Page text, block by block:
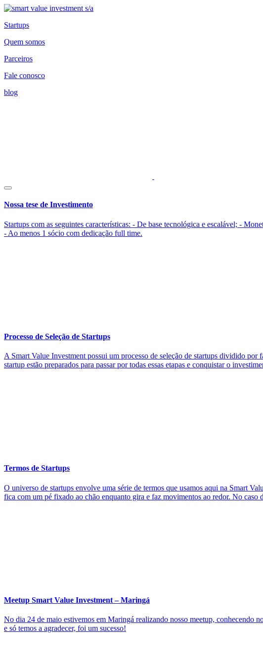
Startups
Quem somos
Parceiros
Fale conosco
blog
Nossa tese de Investimento
Startups com as seguintes características: - De base tecnológica e escalável; -
- Ao menos 1 sócio com dedicação full time.
Processo de Seleção de Startups
A Smart Value Investment possui um processo de seleção de startups dividido por
startup estão preparados para passar por todas essas etapas e conquistar o
Termos de Startups
O universo de startups envolve uma série de termos que usamos aqui na Smart
fica com um pé fixado ao chão enquanto gira e faz movimentos ao redor. No caso
Meetup Smart Value Investment – Maringá
No dia 24 de maio estivemos em Maringá realizando nosso meetup, conhecendo
e só temos a agradecer, foi um sucesso!